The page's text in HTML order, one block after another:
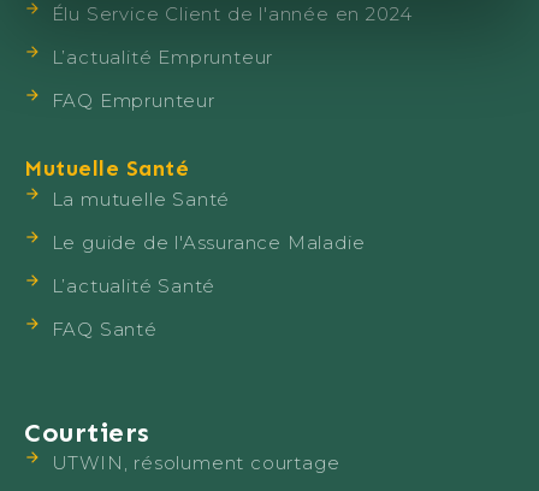
Élu Service Client de l'année en 2024
L’actualité Emprunteur
FAQ Emprunteur
Mutuelle Santé
La mutuelle Santé
Le guide de l'Assurance Maladie
L’actualité Santé
FAQ Santé
Courtiers
UTWIN, résolument courtage